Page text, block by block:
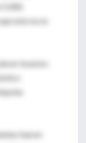
esto no es
invasivo
fueron